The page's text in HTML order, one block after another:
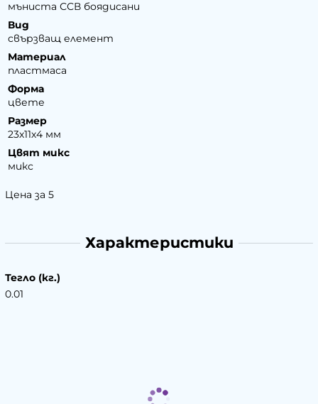
мъниста ССВ боядисани
Вид
свързващ елемент
Материал
пластмаса
Форма
цвете
Размер
23х11х4 мм
Цвят микс
микс
Цена за 5
Характеристики
Тегло (кг.)
0.01